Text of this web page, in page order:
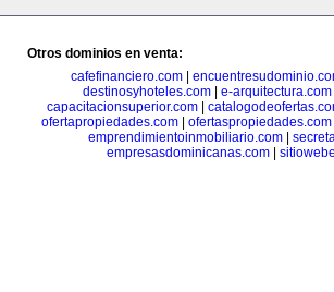
Otros dominios en venta:
cafefinanciero.com
destinosyhoteles.com
e-arquitectura.com
capacitacionsuperior.com
ofertapropiedades.com
ofertaspropiedades.com
emprendimientoinmobiliario.com|
empresasdominicanas.com|